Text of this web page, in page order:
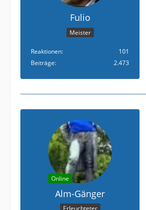
Fulio
Meister
Reaktionen
101
Beiträge
2.473
Online
Alm-Gänger